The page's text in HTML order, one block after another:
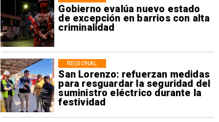
Gobierno evalúa nuevo estado
de excepción en barrios con alta
criminalidad
San Lorenzo: refuerzan medidas
para resguardar la seguridad del
suministro eléctrico durante la
festividad
REGIONAL